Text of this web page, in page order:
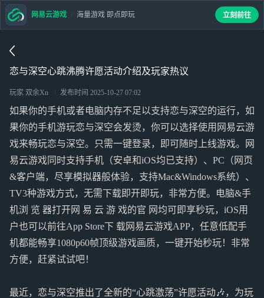
恋与深空心跳沸腾许愿活动介绍及玩家热议
玩家 双余Xn 发布时间 2025-10-27 07:02
如果你的手机或者电脑内存不足以支持恋与深空的运行，如
果你的手机游玩恋与深空会发烫，你可以选择使用网易云游
戏来畅玩恋与深空。只需一键登录，即可随时上线游戏。网
易云游戏同时支持手机（安卓和iOS均已支持）、PC（网页
&客户端，尽享模拟器般体验，支持Mac&Windows系统）、
TV3种游戏方式，无需下载即开即玩，非常方便。电脑&手
机浏 览 器打开网 易 云 游 戏的官 网均可即享秒玩，iOS用
户也可以前往App Store下 载网易云游戏APP，任意低配手
机都能畅享1080p60帧顶级游戏画质，一键开始秒玩！非常
方便，赶紧试试吧！
最近，恋与深空推出了全新的“心跳激荡”许愿活动🎶，为玩
网易云游戏 海量游戏 即点即玩 立刻前往